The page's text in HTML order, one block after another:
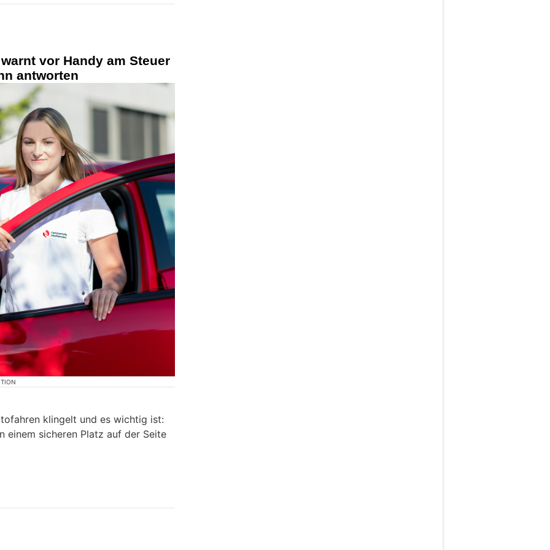
vor Handy am Steuer
antworten
klingelt und es wichtig ist:
einem sicheren Platz auf der Seite